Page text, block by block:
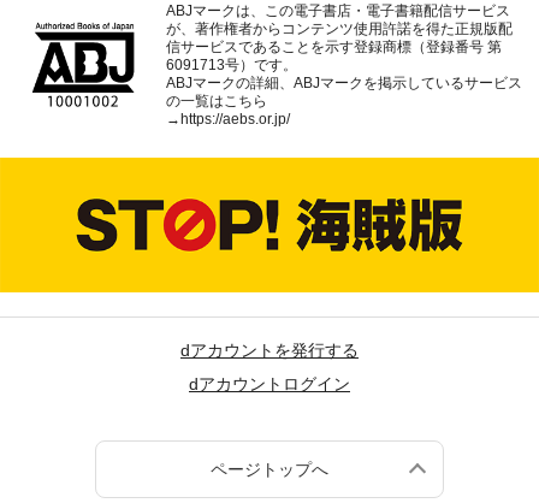
ABJマークは、この電子書店・電子書籍配信サービス
が、著作権者からコンテンツ使用許諾を得た正規版配
信サービスであることを示す登録商標（登録番号 第
6091713号）です。
ABJマークの詳細、ABJマークを掲示しているサービス
の一覧はこちら
→https://aebs.or.jp/
dアカウントを発行する
dアカウントログイン
ページトップへ